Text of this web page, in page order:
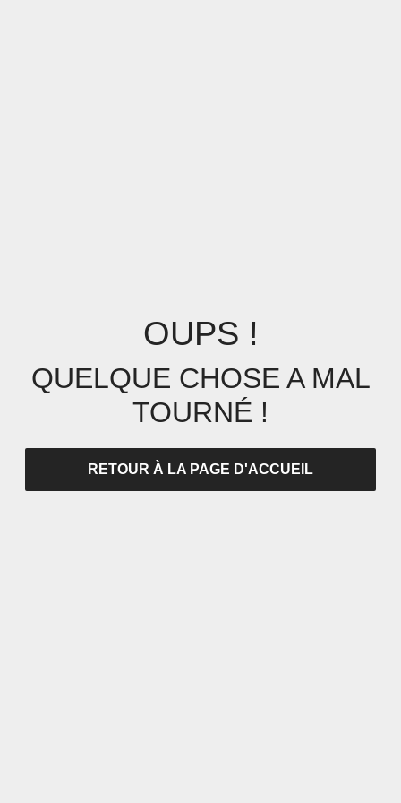
OUPS !
QUELQUE CHOSE A MAL
TOURNÉ !
RETOUR À LA PAGE D'ACCUEIL